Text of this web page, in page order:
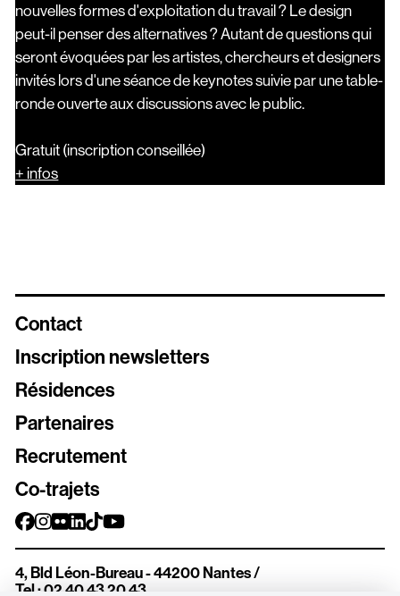
nouvelles formes d'exploitation du travail ? Le design
peut-il penser des alternatives ? Autant de questions qui
seront évoquées par les artistes, chercheurs et designers
invités lors d'une séance de keynotes suivie par une table-
ronde ouverte aux discussions avec le public.
Gratuit (inscription conseillée)
+ infos
Contact
Inscription newsletters
Résidences
Partenaires
Recrutement
Co-trajets
4, Bld Léon-Bureau - 44200 Nantes/
Tel : 02 40 43 20 43
Inscrivez vous aux différentes newsletters de Stereolux
Carte Stereolux
Abonnez-vous !
Offrez à vos proches de beaux moments à Stereolux